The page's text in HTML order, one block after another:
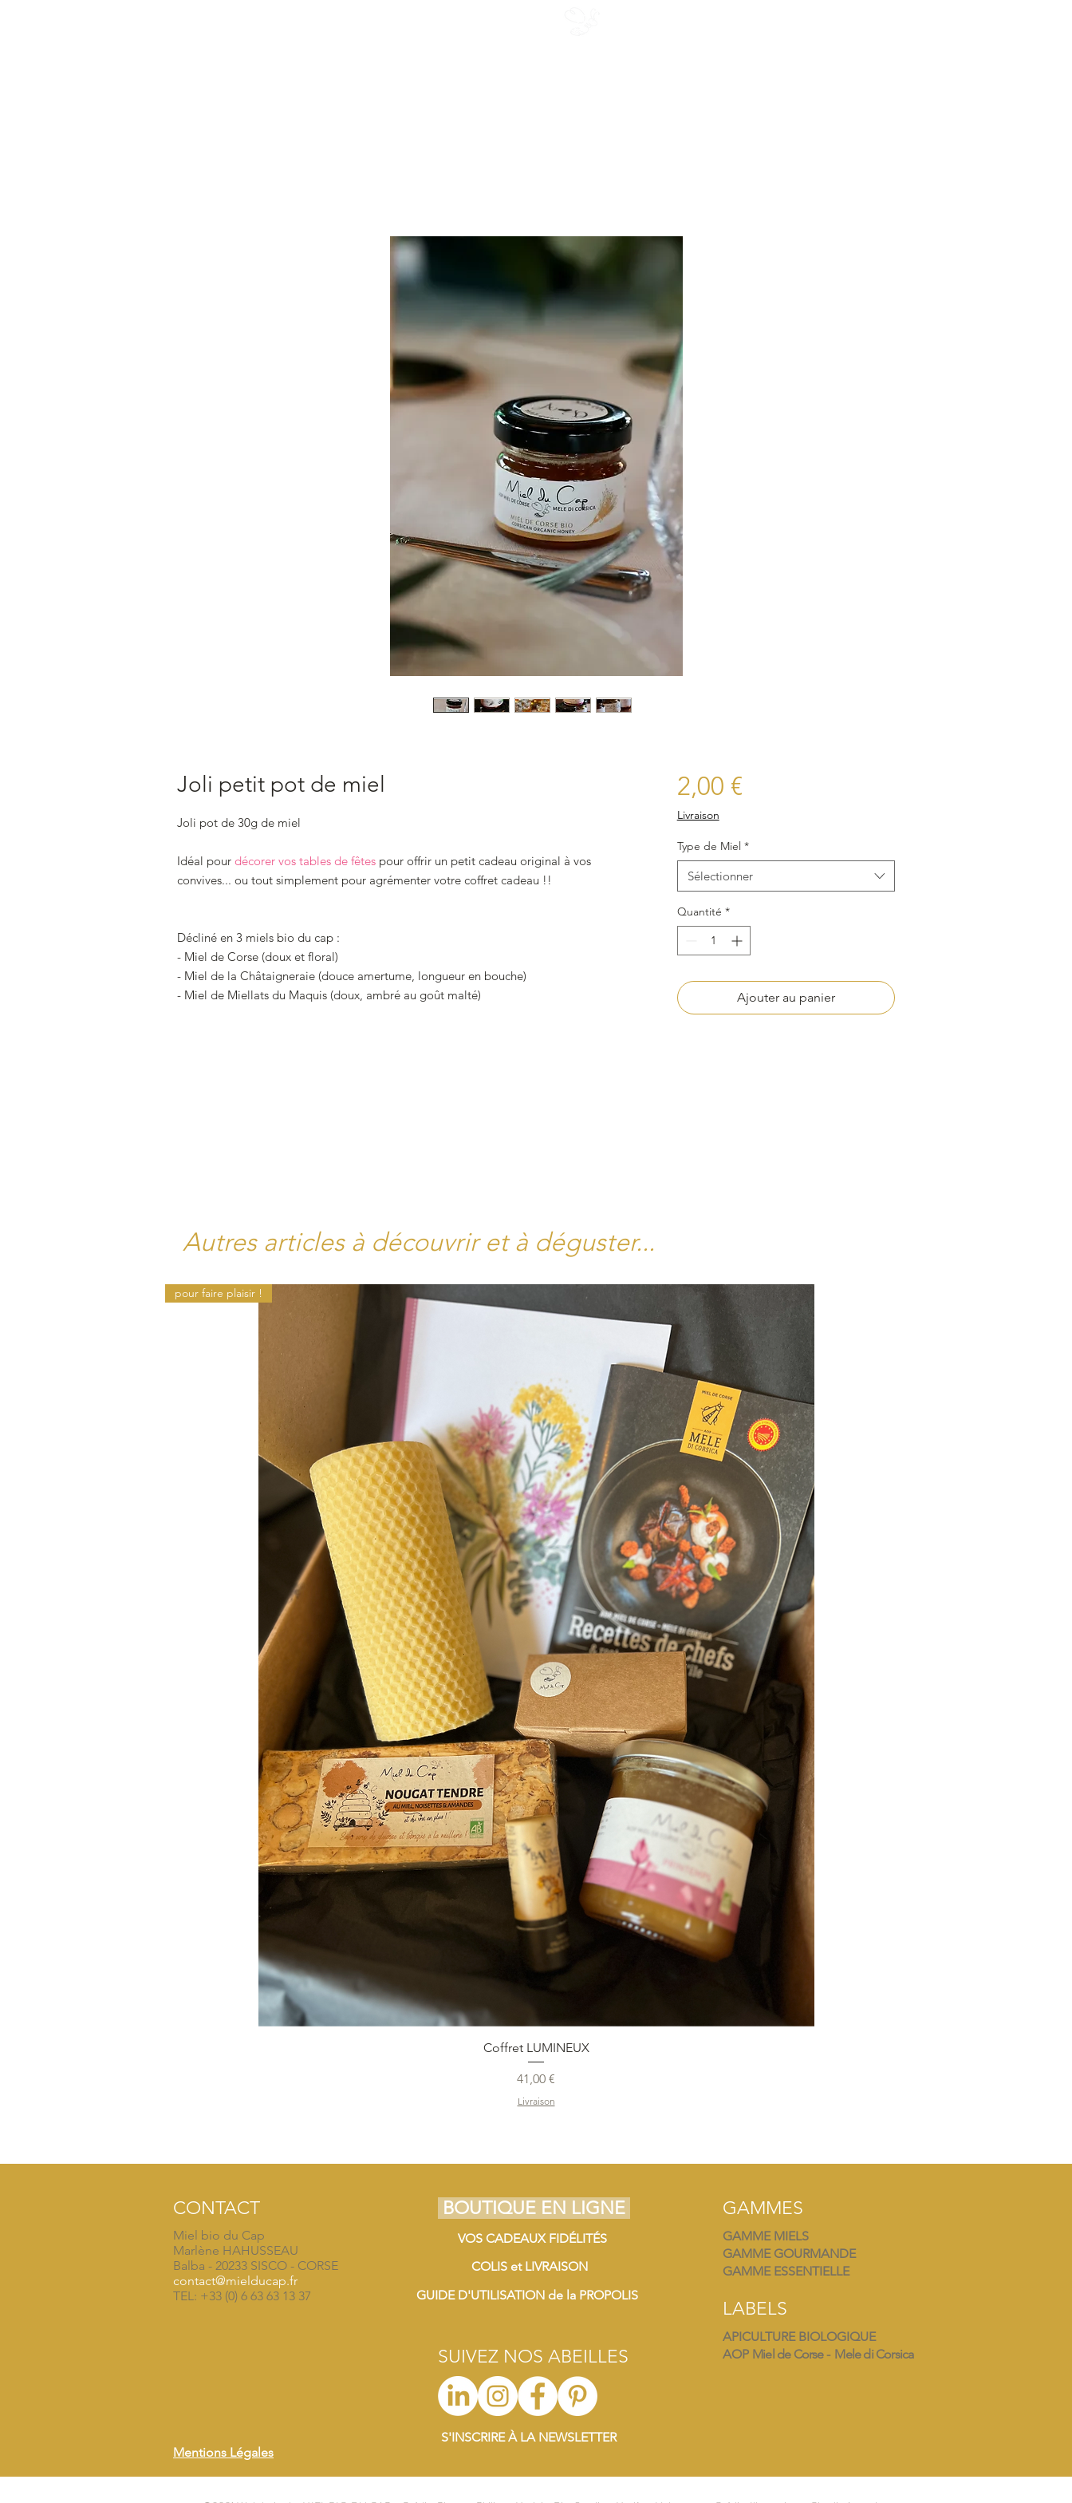
Joli petit pot de miel
Joli pot de 30g de miel
Idéal pour décorer vos tables de fêtes pour offrir un petit cadeau original à vos
convives... ou tout simplement pour agrémenter votre coffret cadeau !!
Décliné en 3 miels bio du cap :
- Miel de Corse (doux et floral)
- Miel de la Châtaigneraie (douce amertume, longueur en bouche)
- Miel de Miellats du Maquis (doux, ambré au goût malté)
2,00 €Prix
Livraison
Type de Miel *
Sélectionner
Quantité *
Ajouter au panier
Autres articles à découvrir et à déguster...
pour faire plaisir !
Coffret LUMINEUX
Prix
41,00 €
Livraison
CONTACT
Miel bio du Cap
Marlène HAHUSSEAU
Balba - 20233 SISCO - CORSE
contact@mielducap.fr
TEL: +33 (0) 6 63 63 13 37
Mentions Légales
BOUTIQUE EN LIGNE
VOS CADEAUX FIDÉLITÉS
COLIS et LIVRAISON
GUIDE D'UTILISATION de la PROPOLIS
SUIVEZ NOS ABEILLES
S'INSCRIRE À LA NEWSLETTER
GAMMES
GAMME MIELS
GAMME GOURMANDE
GAMME ESSENTIELLE
LABELS
APICULTURE BIOLOGIQUE
AOP Miel de Corse - Mele di Corsica